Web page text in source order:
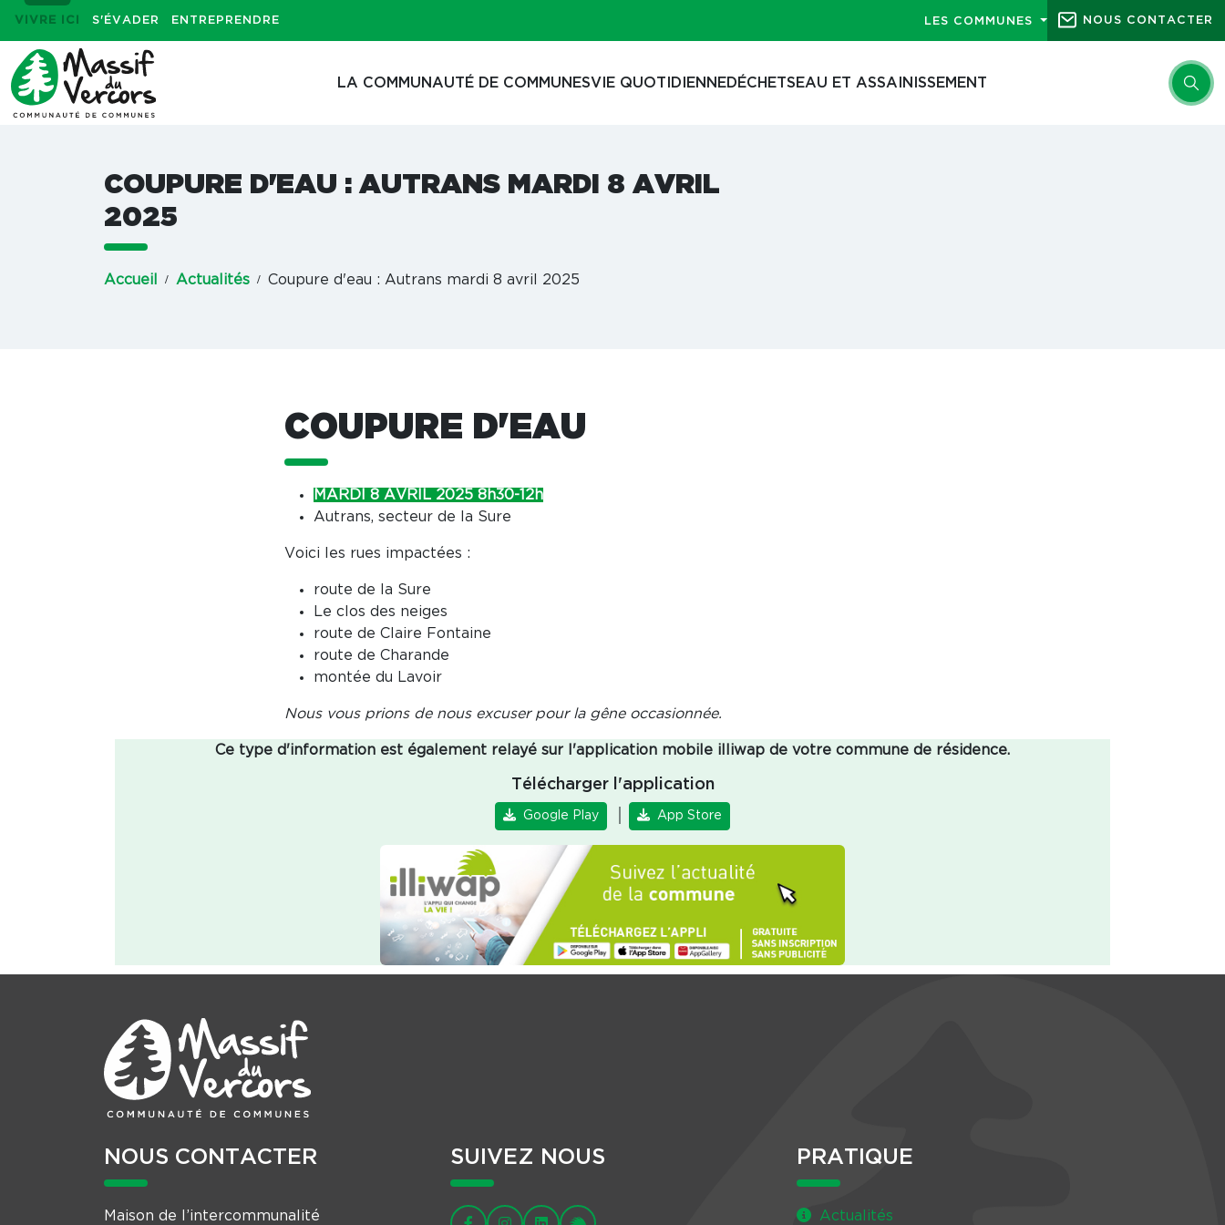
VIVRE ICI S'ÉVADER ENTREPRENDRE LES COMMUNES NOUS CONTACTER
LA COMMUNAUTÉ DE COMMUNESVIE QUOTIDIENNEDÉCHETS EAU ET ASSAINISSEMENT
COUPURE D'EAU : AUTRANS MARDI 8 AVRIL
2025
Accueil Actualités Coupure d'eau : Autrans mardi 8 avril 2025
COUPURE D'EAU
MARDI 8 AVRIL 2025 8h30-12h
Autrans, secteur de la Sure
Voici les rues impactées :
route de la Sure
Le clos des neiges
route de Claire Fontaine
route de Charande
montée du Lavoir
Nous vous prions de nous excuser pour la gêne occasionnée.
Ce type d'information est également relayé sur l'application mobile illiwap de votre commune de résidence.
Télécharger l'application
Google Play App Store
NOUS CONTACTER
Maison de l’intercommunalité
SUIVEZ NOUS PRATIQUE
Actualités